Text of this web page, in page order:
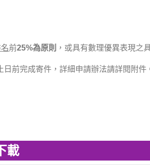
前25%為原則 ，或具有數理優異表現之
前完成寄件，詳細申請辦法請詳閱附件
載